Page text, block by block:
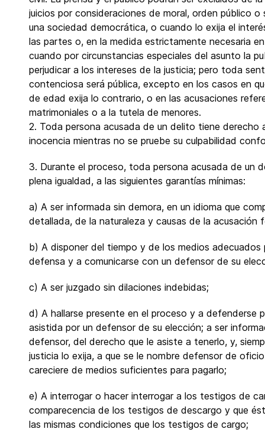
juicios por consideraciones de moral, orden público o
una sociedad democrática, o cuando lo exija el
las partes o, en la medida estrictamente necesaria
cuando por circunstancias especiales del asunto la
perjudicar a los intereses de la justicia; pero toda
contenciosa será pública, excepto en los casos en
de edad exija lo contrario, o en las acusaciones
matrimoniales o a la tutela de menores.
2. Toda persona acusada de un delito tiene derecho
inocencia mientras no se pruebe su culpabilidad
3. Durante el proceso, toda persona acusada de un
plena igualdad, a las siguientes garantías mínimas:
a) A ser informada sin demora, en un idioma que
detallada, de la naturaleza y causas de la acusación
b) A disponer del tiempo y de los medios adecuados
defensa y a comunicarse con un defensor de su
c) A ser juzgado sin dilaciones indebidas;
d) A hallarse presente en el proceso y a defenderse
asistida por un defensor de su elección; a ser
defensor, del derecho que le asiste a tenerlo, y,
justicia lo exija, a que se le nombre defensor de
careciere de medios suficientes para pagarlo;
e) A interrogar o hacer interrogar a los testigos de
comparecencia de los testigos de descargo y que
las mismas condiciones que los testigos de cargo;